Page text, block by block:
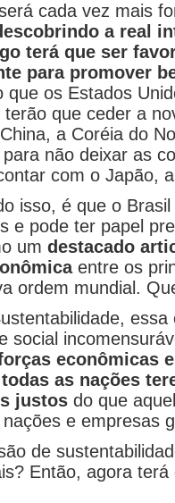
cada vez mais
a real
terá que ser
para promover
que os Estados
que ceder a
a Coréia do
não deixar as
com o Japão,
isso, é que o
e pode ter papel
um destacado
entre os
ordem mundial.
social
econômicas
as nações
justos do que
e empresas
de
Então, agora